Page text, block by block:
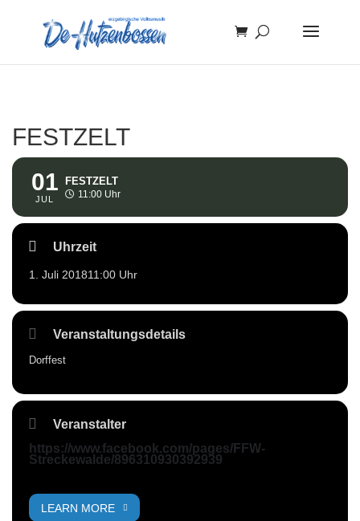
FESTZELT
01
JUL
FESTZELT
11:00 Uhr
Uhrzeit
1. Juli 201811:00 Uhr
Veranstaltungsdetails
Dorffest
Veranstalter
https://www.facebook.com/pages/FFW-
Streckewalde/896310930392939
LEARN MORE